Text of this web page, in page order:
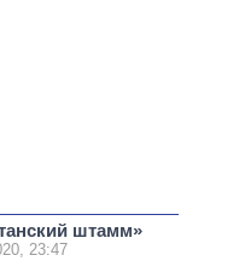
штамм»
23:47